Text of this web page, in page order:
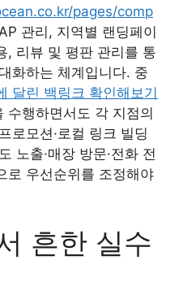
pages/comp
관리, 지역별 랜딩페이
, 리뷰 및 평판 관리를 통
화하는 체계입니다. 중
달린 백링크 확인해보기
수행하면서도 각 지점의
로모션·로컬 링크 빌딩
노출·매장 방문·전화 전
로 우선순위를 조정해야
흔한 실수